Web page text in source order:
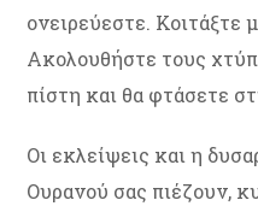
ονειρεύεστε. Κοιτάξτε
Ακολουθήστε τους
πίστη και θα φτάσετε
Οι εκλείψεις και η
Ουρανού σας πιέζουν,